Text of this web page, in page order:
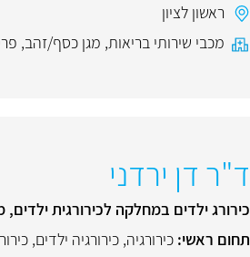
ראשון לציון
מכבי שירותי בריאות, מגן כסף/זהב,
ד"ר דן ירדני
כירורג ילדים במחלקה לכירורגית
תחום ראשי: כירורגיה, כירורגיה ילדים,